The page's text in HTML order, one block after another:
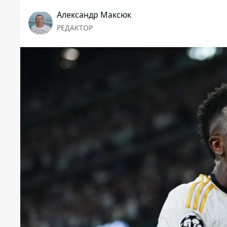
Александр Максюк
РЕДАКТОР